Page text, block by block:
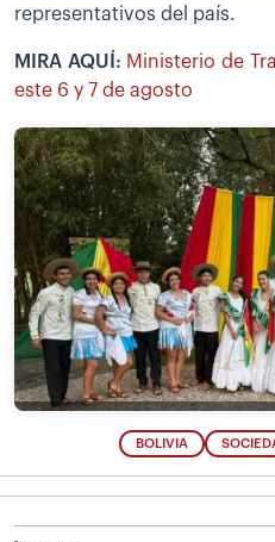
representativos del país.
MIRA AQUÍ: Ministerio de
este 6 y 7 de agosto
BOLIVIA